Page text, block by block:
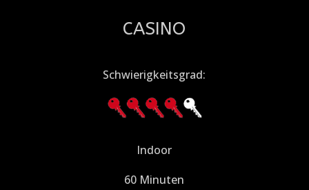
CASINO
Schwierigkeitsgrad:
Indoor
60 Minuten